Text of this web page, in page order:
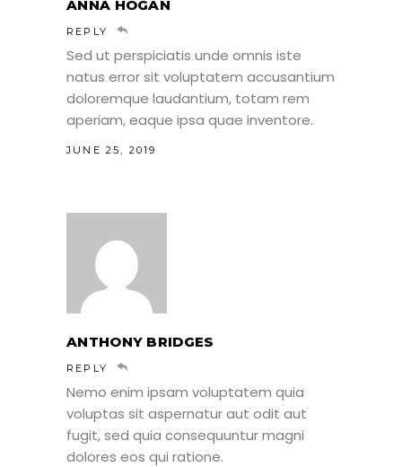
ANNA HOGAN
REPLY
Sed ut perspiciatis unde omnis iste
natus error sit voluptatem accusantium
doloremque laudantium, totam rem
aperiam, eaque ipsa quae inventore.
JUNE 25, 2019
ANTHONY BRIDGES
REPLY
Nemo enim ipsam voluptatem quia
voluptas sit aspernatur aut odit aut
fugit, sed quia consequuntur magni
dolores eos qui ratione.